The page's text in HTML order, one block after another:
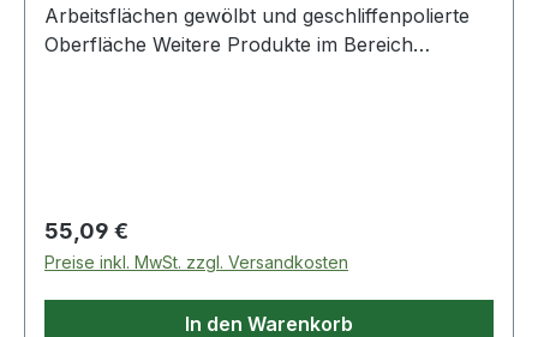
Arbeitsflächen gewölbt und geschliffenpolierte
Oberfläche Weitere Produkte im Bereich
Regulärer Preis:
55,09 €
Preise inkl. MwSt. zzgl. Versandkosten
In den Warenkorb